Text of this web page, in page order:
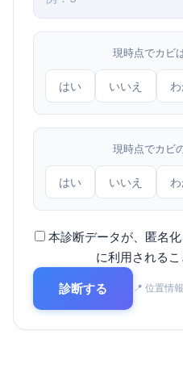
現時点でカビ
はい いいえ
現時点でカビ
はい いいえ
本診断データが、匿名
に利用される
診断する 📍 位置情